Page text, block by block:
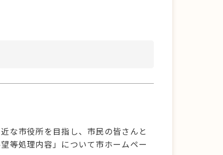
な市役所を目指し、市民の皆さんと
等処理内容」について市ホームペー